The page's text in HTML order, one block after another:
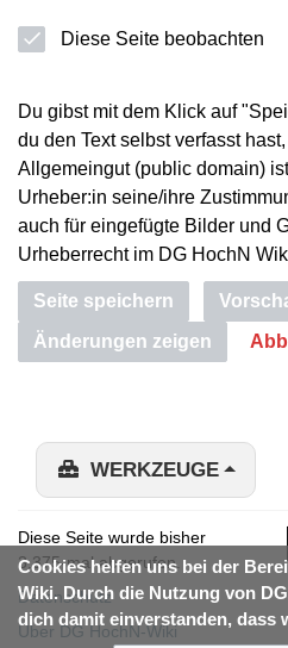
Diese Seite beobachten
Du gibst mit dem Klick auf
du den Text selbst verfasst
Allgemeingut (public domain)
Urheber:in seine/ihre
auch für eingefügte Bilder und
Urheberrecht im DG HochN
Seite speichern
Änderungen zeigen
Cookies helfen uns bei der
Wiki. Durch die Nutzung von
dich damit einverstanden, dass
WERKZEUGE
Diese Seite wurde bisher
3.375-mal abgerufen.
Datenschutz
Über DG HochN-Wiki